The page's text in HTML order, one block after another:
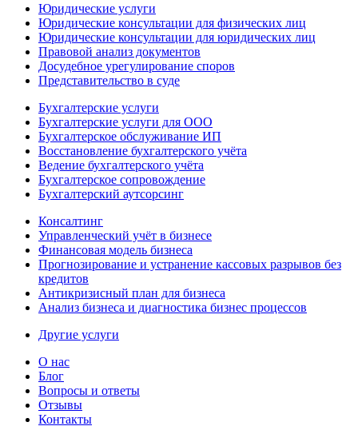
Юридические услуги
Юридические консультации для физических лиц
Юридические консультации для юридических лиц
Правовой анализ документов
Досудебное урегулирование споров
Представительство в суде
Бухгалтерские услуги
Бухгалтерские услуги для ООО
Бухгалтерское обслуживание ИП
Восстановление бухгалтерского учёта
Ведение бухгалтерского учёта
Бухгалтерское сопровождение
Бухгалтерский аутсорсинг
Консалтинг
Управленческий учёт в бизнесе
Финансовая модель бизнеса
Прогнозирование и устранение кассовых разрывов без
кредитов
Антикризисный план для бизнеса
Анализ бизнеса и диагностика бизнес процессов
Другие услуги
О нас
Блог
Вопросы и ответы
Отзывы
Контакты